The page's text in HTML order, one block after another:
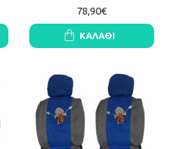
78,90€
ΚΑΛΆΘΙ